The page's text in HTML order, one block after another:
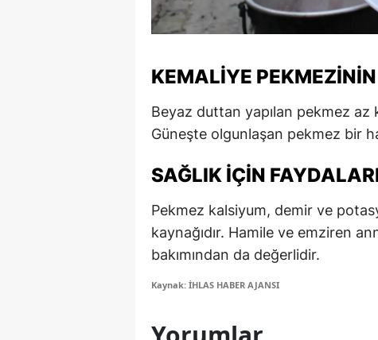
Muş
KEMALIYE
Beyaz duttan yapılan pekmez
Güneşte olgunlaşan pekmez bir
SAĞLIK İÇIN
Pekmez kalsiyum, demir ve
kaynağıdır. Hamile ve emziren
bakımından da değerlidir.
Kaynak: İHLAS HABER AJANSI